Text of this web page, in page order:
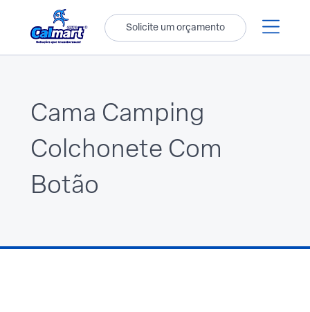
Solicite um orçamento
Cama Camping
Colchonete Com
Botão